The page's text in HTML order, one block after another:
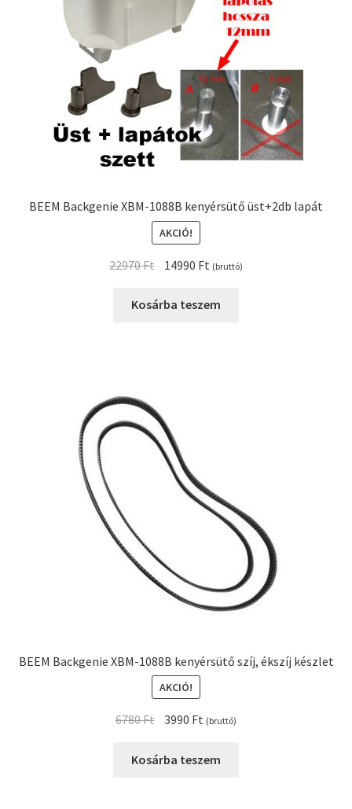
BEEM Backgenie XBM-1088B kenyérsütő üst+2db lapát
AKCIÓ!
22970Ft Original
was:
14990 Ft Current
is:
(bruttó)
Kosárba teszem
BEEM Backgenie XBM-1088B kenyérsütő szíj, ékszíj készlet
AKCIÓ!
6780Ft Original
was:
3990 Ft Current
is:
(bruttó)
Kosárba teszem